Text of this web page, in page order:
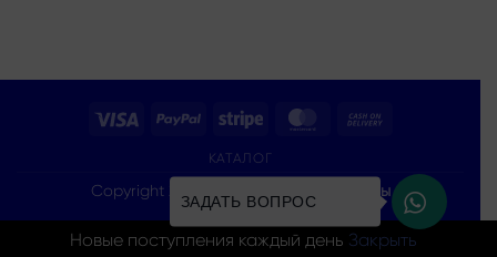
Visa PayPal Stripe MasterCard
КАТАЛОГ
Copyright 2026 © Все права защищены
ЗАДАТЬ ВОПРОС
Новые поступления каждый день Закрыть